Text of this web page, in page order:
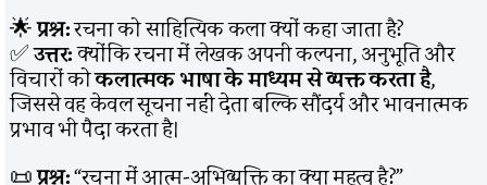
🌟प्रश्न:रचना को साहित्यिक कला क्यों कहा जाता है?
✅उत्तर:क्योंकि रचना में लेखक अपनी कल्पना, अनुभूति और
विचारों कोकलात्मक भाषा के माध्यम से व्यक्त करता है,
जिससे वह केवल सूचना नहीं देता बल्कि सौंदर्य और भावनात्मक
प्रभाव भी पैदा करता है।
📜प्रश्न:“रचना में आत्म-अभिव्यक्ति का क्या महत्व है?”